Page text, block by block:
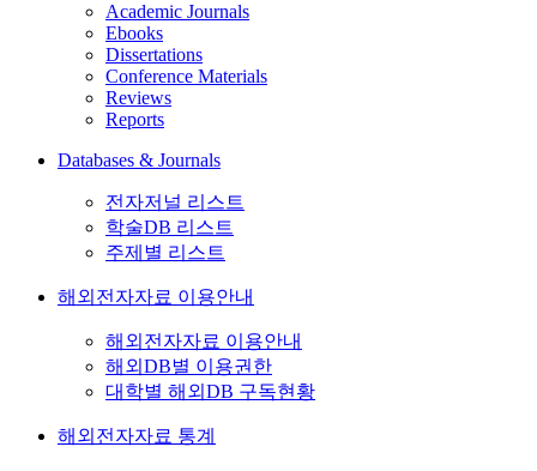
Academic Journals
Ebooks
Dissertations
Conference Materials
Reviews
Reports
Databases & Journals
전자저널 리스트
학술DB 리스트
주제별 리스트
해외전자자료 이용안내
해외전자자료 이용안내
해외DB별 이용권한
대학별 해외DB 구독현황
해외전자자료 통계